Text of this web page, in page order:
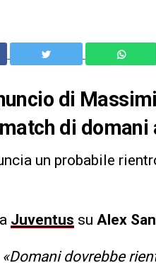
di
di domani
un probabile
Juventus su Alex
«Domani dovrebbe